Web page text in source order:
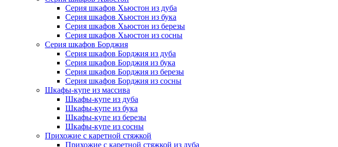
Серия шкафов Хьюстон из дуба
Серия шкафов Хьюстон из бука
Серия шкафов Хьюстон из березы
Серия шкафов Хьюстон из сосны
Серия шкафов Борджия
Серия шкафов Борджия из дуба
Серия шкафов Борджия из бука
Серия шкафов Борджия из березы
Серия шкафов Борджия из сосны
Шкафы-купе из массива
Шкафы-купе из дуба
Шкафы-купе из бука
Шкафы-купе из березы
Шкафы-купе из сосны
Прихожие с каретной стяжкой
Прихожие с каретной стяжкой из дуба